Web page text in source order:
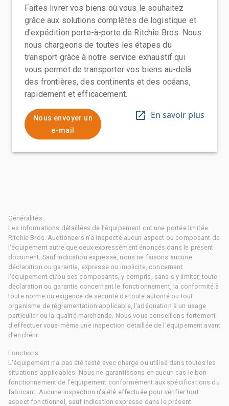
Faites livrer vos biens où vous le souhaitez
grâce aux solutions complètes de logistique et
d'expédition porte-à-porte de Ritchie Bros. Nous
nous chargeons de toutes les étapes du
transport grâce à notre service exhaustif qui
vous permet de transporter vos biens au-delà
des frontières, des continents et des océans,
rapidement et efficacement.
Nous envoyer un
e-mail
En savoir plus
Généralités
Les informations détaillées de l'équipement ont une portée limitée.
Ritchie Bros. Auctioneers n'a inspecté aucun aspect ou composant de
l'équipement autre que ceux expressément énoncés dans le présent
document. Sauf indication expresse, nous ne faisons aucune
déclaration ou garantie, expresse ou implicite, concernant
l'équipement et/ou ses composants, y compris, sans s'y limiter, toute
déclaration ou garantie concernant le fonctionnement, la conformité à
toute norme ou exigence de sécurité de toute autorité ou tout
organisme de réglementation applicable, l'adéquation à un usage
particulier ou la qualité marchande. Nous vous conseillons fortement
d'effectuer vous-même une inspection détaillée de l'équipement avant
d'enchérir.
Fonctions
L'équipement n'a pas été testé avec charge ou utilisé dans toutes les
situations applicables. Nous ne garantissons en aucun cas le bon
fonctionnement de l'équipement conformément aux spécifications du
fabricant. Aucune inspection n'a été effectuée pour vérifier tout
aspect fonctionnel, sauf indication expresse dans le présent